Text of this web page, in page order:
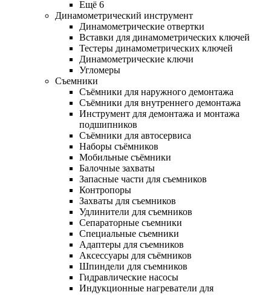
Ещё 6
Динамометрический инструмент
Динамометрические отвертки
Вставки для динамометрических ключей
Тестеры динамометрических ключей
Динамометрические ключи
Угломеры
Съемники
Съёмники для наружного демонтажа
Съёмники для внутреннего демонтажа
Инструмент для демонтажа и монтажа
подшипников
Съёмники для автосервиса
Наборы съёмников
Мобильные съёмники
Балочные захваты
Запасные части для съемников
Контропоры
Захваты для съемников
Удлинители для съемников
Сепараторные съемники
Специальные съемники
Адаптеры для съемников
Аксессуары для съёмников
Шпиндели для съемников
Гидравлические насосы
Индукционные нагреватели для